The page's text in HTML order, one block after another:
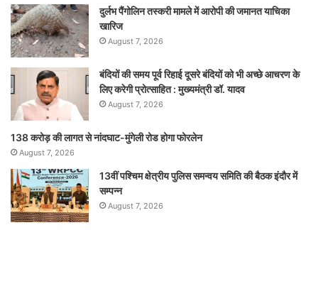
दुर्लभ पैंगोलिन तस्करी मामले में आरोपी की जमानत याचिका
खारिज
August 7, 2026
बंदियों की समय पूर्व रिहाई दूसरे बंदियों को भी अच्छे आचरण के
लिए करेगी प्रोत्साहित : मुख्यमंत्री डॉ. यादव
August 7, 2026
138 करोड़ की लागत से नांदघाट-मुंगेली रोड होगा फोरलेन
August 7, 2026
13वीं पश्चिम क्षेत्रीय पुलिस समन्वय समिति की बैठक इंदौर में
सम्पन्न
August 7, 2026